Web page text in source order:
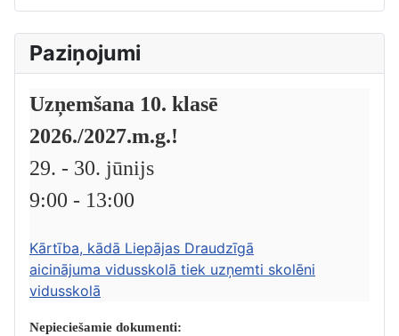
Paziņojumi
Uzņemšana 10. klasē
2026./2027.m.g.!
29. - 30. jūnijs
9:00 - 13:00
Kārtība, kādā Liepājas Draudzīgā
aicinājuma vidusskolā tiek uzņemti skolēni
vidusskolā
Nepieciešamie dokumenti: